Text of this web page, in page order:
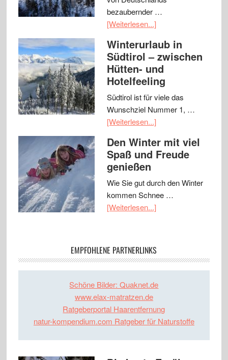
bezaubernder …
[Weiterlesen...]
Winterurlaub in
Südtirol – zwischen
Hütten- und
Hotelfeeling
Südtirol ist für viele das
Wunschziel Nummer 1, …
[Weiterlesen...]
Den Winter mit viel
Spaß und Freude
genießen
Wie Sie gut durch den Winter
kommen Schnee …
[Weiterlesen...]
EMPFOHLENE PARTNERLINKS
Schöne Bilder: Quaknet.de
www.elax-matratzen.de
Ratgeberportal Haarentfernung
natur-kompendium.com Ratgeber für Naturstoffe